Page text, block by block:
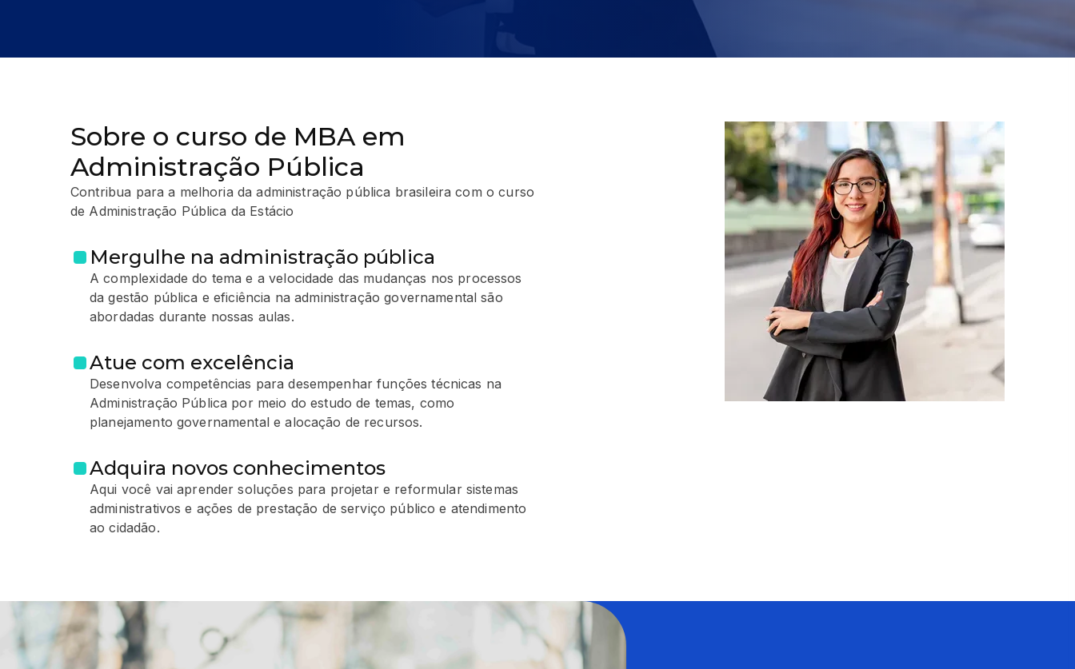
Sobre o curso de MBA em
Administração Pública
Contribua para a melhoria da administração pública brasileira com o curso
de Administração Pública da Estácio
Mergulhe na administração pública
A complexidade do tema e a velocidade das mudanças nos processos
da gestão pública e eficiência na administração governamental são
abordadas durante nossas aulas.
Atue com excelência
Desenvolva competências para desempenhar funções técnicas na
Administração Pública por meio do estudo de temas, como
planejamento governamental e alocação de recursos.
Adquira novos conhecimentos
Aqui você vai aprender soluções para projetar e reformular sistemas
administrativos e ações de prestação de serviço público e atendimento
ao cidadão.